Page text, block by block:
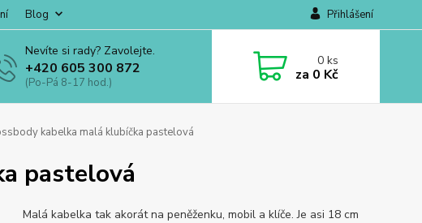
Blog Přihlášení
Nevíte si rady? Zavolejte.
+420 605 300 872
(Po-Pá 8-17 hod.)
0ks
za 0 Kč
kabelka malá klubíčka pastelová
pastelová
Malá kabelka tak akorát na peněženku, mobil a klíče. Je asi 18 cm